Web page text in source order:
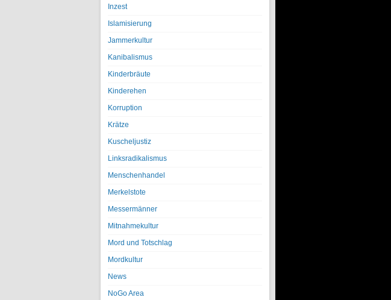
Inzest
Islamisierung
Jammerkultur
Kanibalismus
Kinderbräute
Kinderehen
Korruption
Krätze
Kuscheljustiz
Linksradikalismus
Menschenhandel
Merkelstote
Messermänner
Mitnahmekultur
Mord und Totschlag
Mordkultur
News
NoGo Area